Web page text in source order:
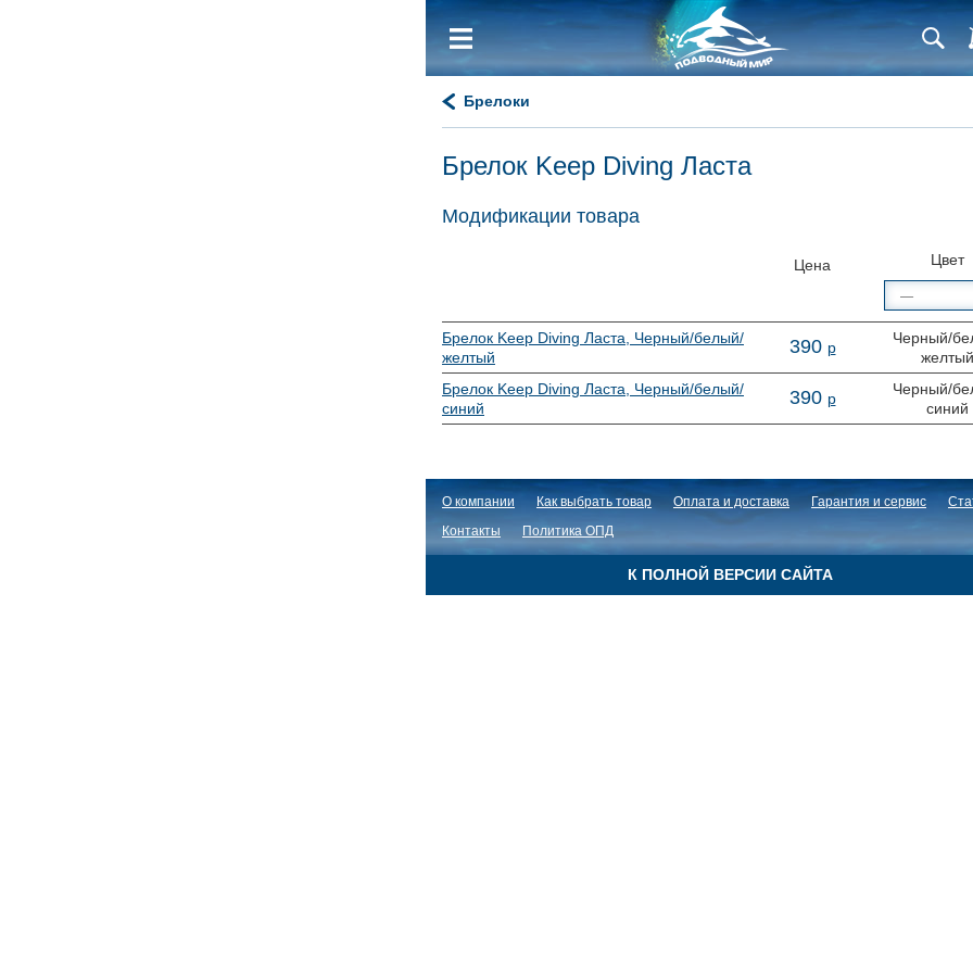
Брелоки
Брелок Keep Diving Ласта
Модификации товара
Цена Цвет
Брелок Keep Diving Ласта, Черный/белый/
желтый
390 р
Черный/
желтый
Брелок Keep Diving Ласта, Черный/белый/
синий
390 р
Черный/
синий
О компании Как выбрать товар Оплата и доставка Гарантия и сервис
Контакты
Политика ОПД
К ПОЛНОЙ ВЕРСИИ САЙТА